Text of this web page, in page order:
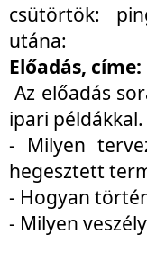
csütörtök:
utána:
Előadás,
Az előadás
ipari
- Milyen
hegesztett
- Hogyan
- Milyen